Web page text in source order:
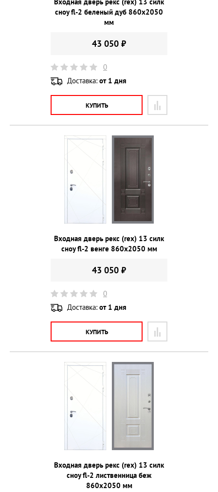
сноу fl-2 беленый дуб 860х2050
мм
43 050 ₽
0
Доставка: от 1 дня
КУПИТЬ
Входная дверь рекс (rex) 13 силк
сноу fl-2 венге 860х2050 мм
43 050 ₽
0
Доставка: от 1 дня
КУПИТЬ
Входная дверь рекс (rex) 13 силк
сноу fl-2 лиственница беж
860х2050 мм